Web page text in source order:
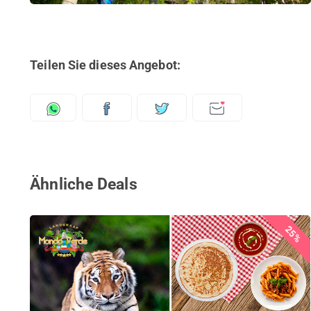
Teilen Sie dieses Angebot:
Ähnliche Deals
25%